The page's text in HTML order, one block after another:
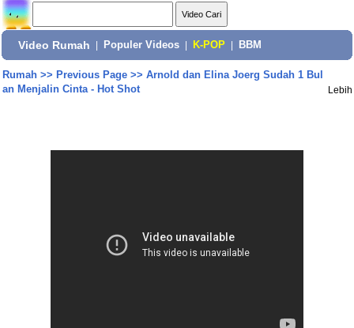
Video Rumah Populer Videos K-POP BBM
Rumah>> Previous Page>> Arnold dan Elina Joerg Sudah 1 Bul
an Menjalin Cinta - Hot Shot
Lebih